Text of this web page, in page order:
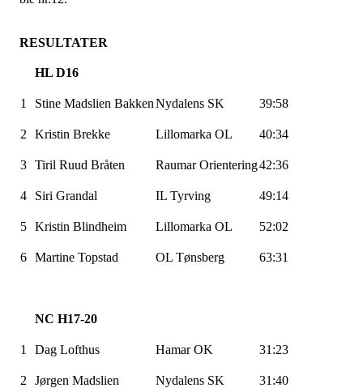
RESULTATER
HL D16
1 Stine Madslien BakkenNydalens SK 39:58
2 Kristin Brekke Lillomarka OL 40:34
3 Tiril Ruud Bråten RaumarOrientering42:36
4 Siri Grandal IL Tyrving 49:14
5 Kristin Blindheim Lillomarka OL 52:02
6 Martine Topstad OL Tønsberg 63:31
NC H17-20
1 Dag Lofthus Hamar OK 31:23
2 Jørgen Madslien Nydalens SK 31:40